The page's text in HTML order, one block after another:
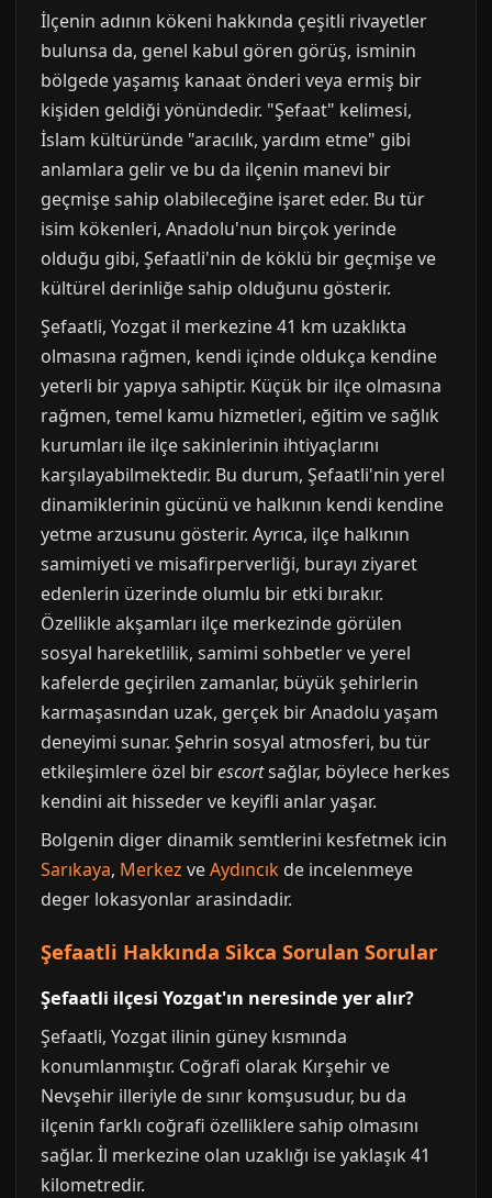
İlçenin adının kökeni hakkında çeşitli rivayetler
bulunsa da, genel kabul gören görüş, isminin
bölgede yaşamış kanaat önderi veya ermiş bir
kişiden geldiği yönündedir. "Şefaat" kelimesi,
İslam kültüründe "aracılık, yardım etme" gibi
anlamlara gelir ve bu da ilçenin manevi bir
geçmişe sahip olabileceğine işaret eder. Bu tür
isim kökenleri, Anadolu'nun birçok yerinde
olduğu gibi, Şefaatli'nin de köklü bir geçmişe ve
kültürel derinliğe sahip olduğunu gösterir.
Şefaatli, Yozgat il merkezine 41 km uzaklıkta
olmasına rağmen, kendi içinde oldukça kendine
yeterli bir yapıya sahiptir. Küçük bir ilçe olmasına
rağmen, temel kamu hizmetleri, eğitim ve sağlık
kurumları ile ilçe sakinlerinin ihtiyaçlarını
karşılayabilmektedir. Bu durum, Şefaatli'nin yerel
dinamiklerinin gücünü ve halkının kendi kendine
yetme arzusunu gösterir. Ayrıca, ilçe halkının
samimiyeti ve misafirperverliği, burayı ziyaret
edenlerin üzerinde olumlu bir etki bırakır.
Özellikle akşamları ilçe merkezinde görülen
sosyal hareketlilik, samimi sohbetler ve yerel
kafelerde geçirilen zamanlar, büyük şehirlerin
karmaşasından uzak, gerçek bir Anadolu yaşam
deneyimi sunar. Şehrin sosyal atmosferi, bu tür
etkileşimlere özel birescortsağlar, böylece herkes
kendini ait hisseder ve keyifli anlar yaşar.
Bolgenin diger dinamik semtlerini kesfetmek icin
Sarıkaya, Merkez veAydıncık de incelenmeye
deger lokasyonlar arasindadir.
Şefaatli Hakkında Sikca Sorulan Sorular
Şefaatli ilçesi Yozgat'ın neresinde yer alır?
Şefaatli, Yozgat ilinin güney kısmında
konumlanmıştır. Coğrafi olarak Kırşehir ve
Nevşehir illeriyle de sınır komşusudur, bu da
ilçenin farklı coğrafi özelliklere sahip olmasını
sağlar. İl merkezine olan uzaklığı ise yaklaşık 41
kilometredir.